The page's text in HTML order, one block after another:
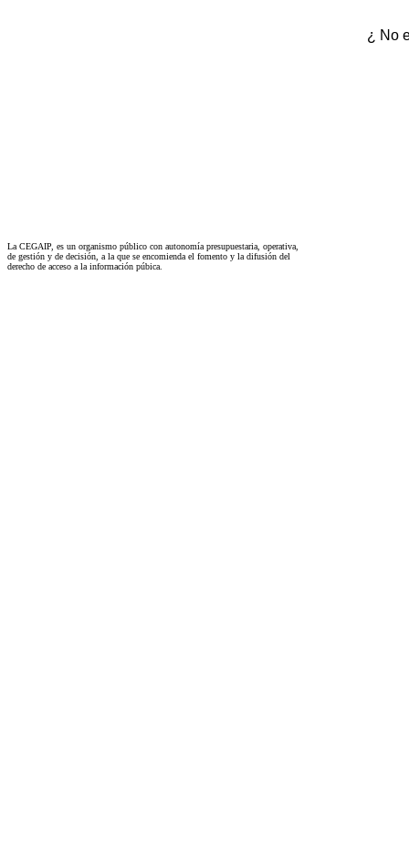
¿ No
La CEGAIP, es un organismo público con autonomía presupuestaria, operativa,
de gestión y de decisión, a la que se encomienda el fomento y la difusión del
derecho de acceso a la información púbica.